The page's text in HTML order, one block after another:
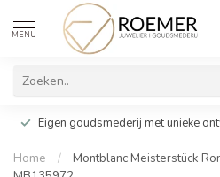
MENU
Eigen goudsmederij met unieke
Home /
Montblanc Meisterstück